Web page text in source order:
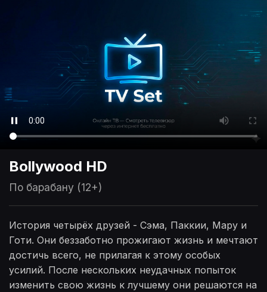
Bollywood HD
По барабану (12+)
История четырёх друзей - Сэма, Паккии, Мару и
Готи. Они беззаботно прожигают жизнь и мечтают
достичь всего, не прилагая к этому особых
усилий. После нескольких неудачных попыток
изменить свою жизнь к лучшему они решаются на